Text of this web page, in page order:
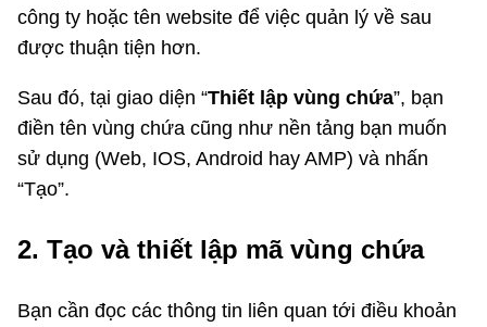
công ty hoặc tên website để việc quản lý về sau
được thuận tiện hơn.
Sau đó, tại giao diện “Thiết lập vùng chứa”, bạn
điền tên vùng chứa cũng như nền tảng bạn muốn
sử dụng (Web, IOS, Android hay AMP) và nhấn
“Tạo”.
2. Tạo và thiết lập mã vùng chứa
Bạn cần đọc các thông tin liên quan tới điều khoản